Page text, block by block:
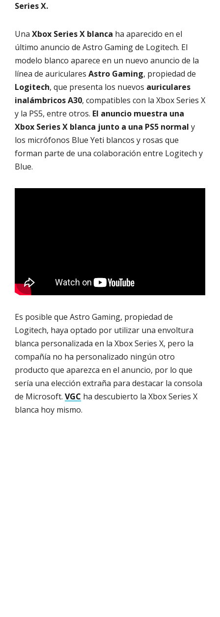
Series X.
Una Xbox Series X blanca ha aparecido en el
último anuncio de Astro Gaming de Logitech. El
modelo blanco aparece en un nuevo anuncio de la
línea de auriculares Astro Gaming, propiedad de
Logitech, que presenta los nuevos auriculares
inalámbricos A30, compatibles con la Xbox Series X
y la PS5, entre otros. El anuncio muestra una
Xbox Series X blanca junto a una PS5 normal y
los micrófonos Blue Yeti blancos y rosas que
forman parte de una colaboración entre Logitech y
Blue.
Es posible que Astro Gaming, propiedad de
Logitech, haya optado por utilizar una envoltura
blanca personalizada en la Xbox Series X, pero la
compañía no ha personalizado ningún otro
producto que aparezca en el anuncio, por lo que
sería una elección extraña para destacar la consola
de Microsoft. VGC ha descubierto la Xbox Series X
blanca hoy mismo.